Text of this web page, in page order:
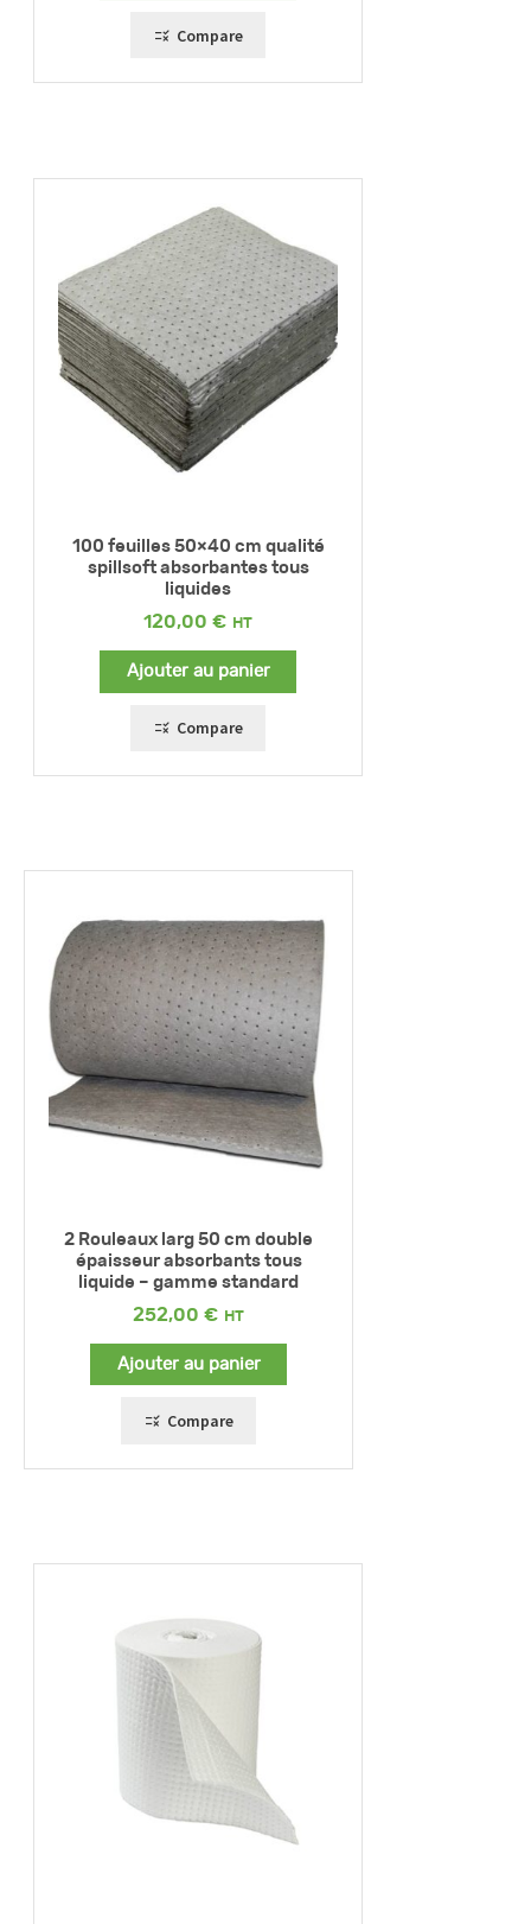
Compare
100 feuilles 50×40 cm qualité
spillsoft absorbantes tous
liquides
120,00 €
Ajouter au panier
Compare
2 Rouleaux larg 50 cm double
épaisseur absorbants tous
liquide – gamme standard
252,00 €
Ajouter au panier
Compare